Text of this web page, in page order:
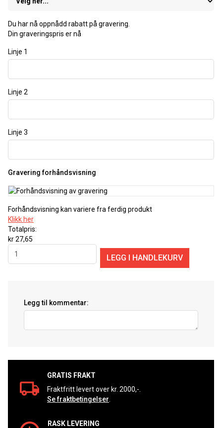
Du har nå oppnådd rabatt på gravering.
Din graveringspris er nå
Linje 1
Linje 2
Linje 3
Gravering forhåndsvisning
Forhåndsvisning kan variere fra ferdig produkt
Klikk her
Totalpris:
kr 27,65
Legg til kommentar:
GRATIS FRAKT
Fraktfritt levert over kr. 2000,-.
Se fraktbetingelser
RASK LEVERING